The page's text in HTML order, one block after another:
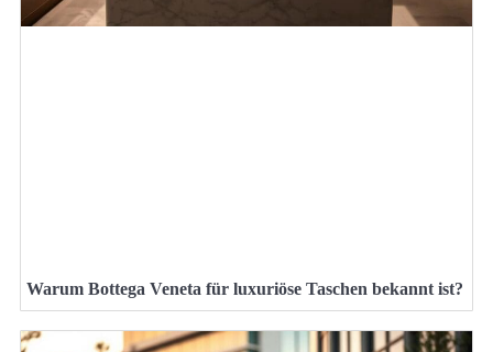
Warum Bottega Veneta für luxuriöse Taschen bekannt ist?